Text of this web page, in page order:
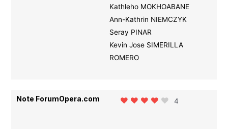
Kathleho MOKHOABANE
Ann-Kathrin NIEMCZYK
Seray PINAR
Kevin Jose SIMERILLA
ROMERO
Note ForumOpera.com 4